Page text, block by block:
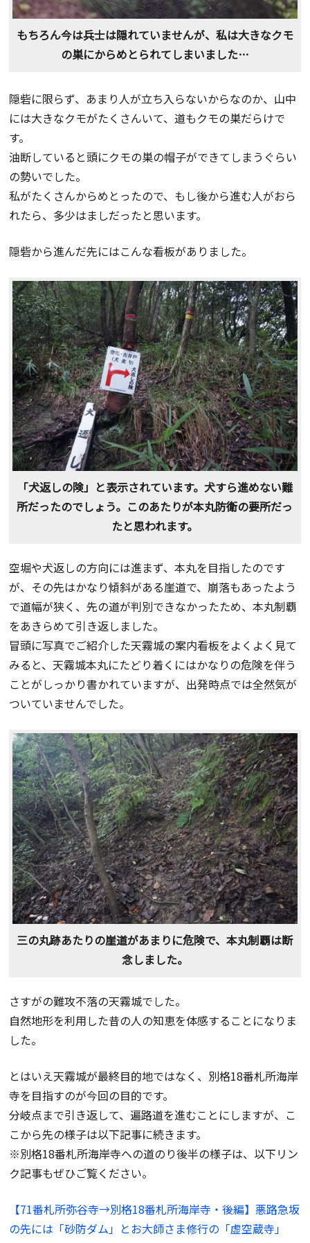
もちろん今は兵士は隠れていませんが、私は大きなクモ
の巣にからめとられてしまいました…
隠砦に限らず、あまり人が立ち入らないからなのか、山中
には大きなクモがたくさんいて、道もクモの巣だらけで
す。
油断していると頭にクモの巣の帽子ができてしまうぐらい
の勢いでした。
私がたくさんからめとったので、もし後から進む人がおら
れたら、多少はましだったと思います。
隠砦から進んだ先にはこんな看板がありました。
「犬返しの険」と表示されています。犬すら進めない難
所だったのでしょう。このあたりが本丸防衛の要所だっ
たと思われます。
空堀や犬返しの方向には進まず、本丸を目指したのです
が、その先はかなり傾斜がある崖道で、崩落もあったよう
で道幅が狭く、先の道が判別できなかったため、本丸制覇
をあきらめて引き返しました。
冒頭に写真でご紹介した天霧城の案内看板をよくよく見て
みると、天霧城本丸にたどり着くにはかなりの危険を伴う
ことがしっかり書かれていますが、出発時点では全然気が
ついていませんでした。
三の丸跡あたりの崖道があまりに危険で、本丸制覇は断
念しました。
さすがの難攻不落の天霧城でした。
自然地形を利用した昔の人の知恵を体感することになりま
した。
とはいえ天霧城が最終目的地ではなく、別格18番札所海岸
寺を目指すのが今回の目的です。
分岐点まで引き返して、遍路道を進むことにしますが、こ
こから先の様子は以下記事に続きます。
※別格18番札所海岸寺への道のり後半の様子は、以下リン
ク記事もぜひご覧ください。
【71番札所弥谷寺→別格18番札所海岸寺・後編】悪路急坂
の先には「砂防ダム」とお大師さま修行の「虚空蔵寺」